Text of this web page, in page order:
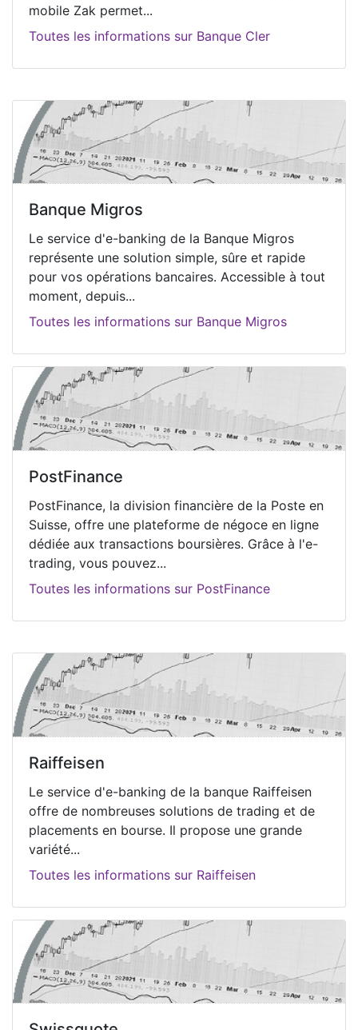
mobile Zak permet...
Toutes les informations sur Banque Cler
Banque Migros
Le service d'e-banking de la Banque Migros
représente une solution simple, sûre et rapide
pour vos opérations bancaires. Accessible à tout
moment, depuis...
Toutes les informations sur Banque Migros
PostFinance
PostFinance, la division financière de la Poste en
Suisse, offre une plateforme de négoce en ligne
dédiée aux transactions boursières. Grâce à l'e-
trading, vous pouvez...
Toutes les informations sur PostFinance
Raiffeisen
Le service d'e-banking de la banque Raiffeisen
offre de nombreuses solutions de trading et de
placements en bourse. Il propose une grande
variété...
Toutes les informations sur Raiffeisen